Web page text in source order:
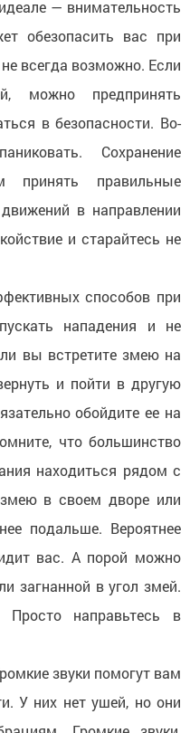
— внимательность
обезопасить вас при
всегда возможно. Если
можно предпринять
в безопасности. Во-
Сохранение
принять правильные
в направлении
и старайтесь не
способов при
нападения и не
вы встретите змею на
и пойти в другую
обойдите ее на
что большинство
находиться рядом с
в своем дворе или
подальше. Вероятнее
вас. А порой можно
загнанной в угол змей.
направьтесь в
звуки помогут вам
У них нет ушей, но они